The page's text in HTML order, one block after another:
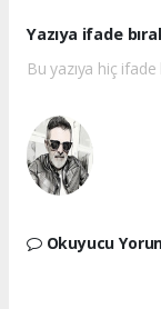
Yazıya ifade
Bu yazıya hiç ifade
Okuyucu